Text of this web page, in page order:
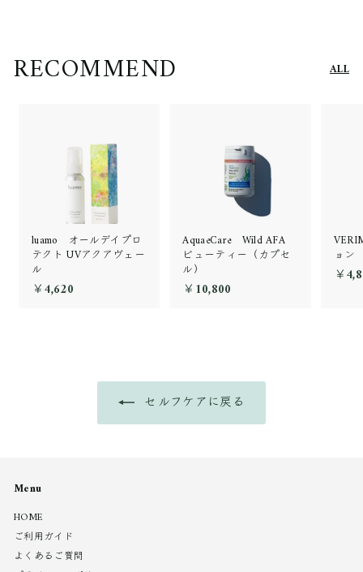
RECOMMEND ALL
luamo オールデイプロ
テクト UVアクアヴェー
ル
￥4,620
AquaeCare Wild AFA
ビューティー（カプセ
ル）
￥10,800
0
ョン
￥
セルフケアに戻る
Menu
HOME
ご利用ガイド
よくあるご質問